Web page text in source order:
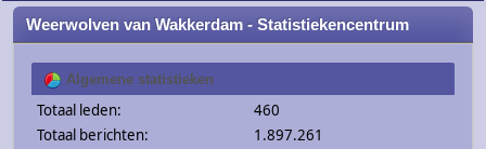
Weerwolven van Wakkerdam - Statistiekencentrum
Algemene statistieken
Totaal leden:
460
Totaal berichten:
1.897.261